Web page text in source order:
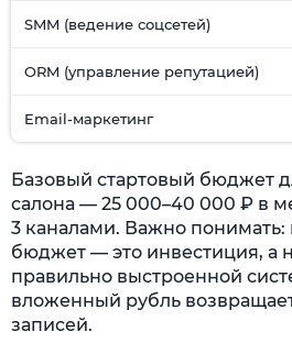
SMM (ведение соцсетей)
ORM (управление репутацией)
Email-маркетинг
Базовый стартовый бюджет
салона — 25 000–40 000 ₽ в
3 каналами. Важно
бюджет — это инвестиция, а
правильно выстроенной
вложенный рубль
записей.